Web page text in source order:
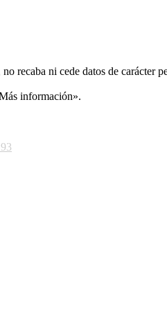
recaba ni cede datos de carácter
información».